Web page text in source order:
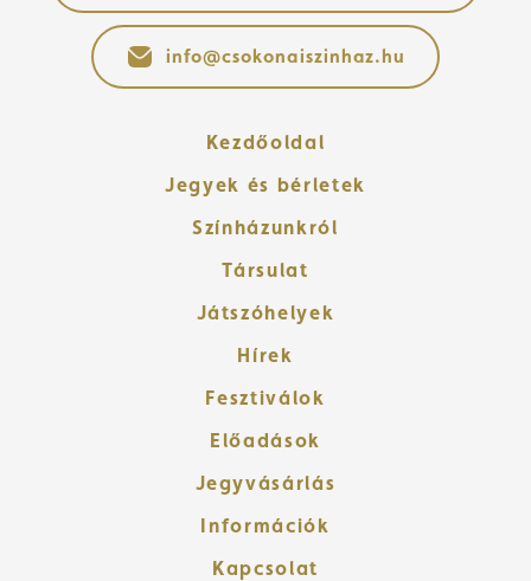
info@csokonaiszinhaz.hu
Kezdőoldal
Jegyek és bérletek
Színházunkról
Társulat
Játszóhelyek
Hírek
Fesztiválok
Előadások
Jegyvásárlás
Információk
Kapcsolat